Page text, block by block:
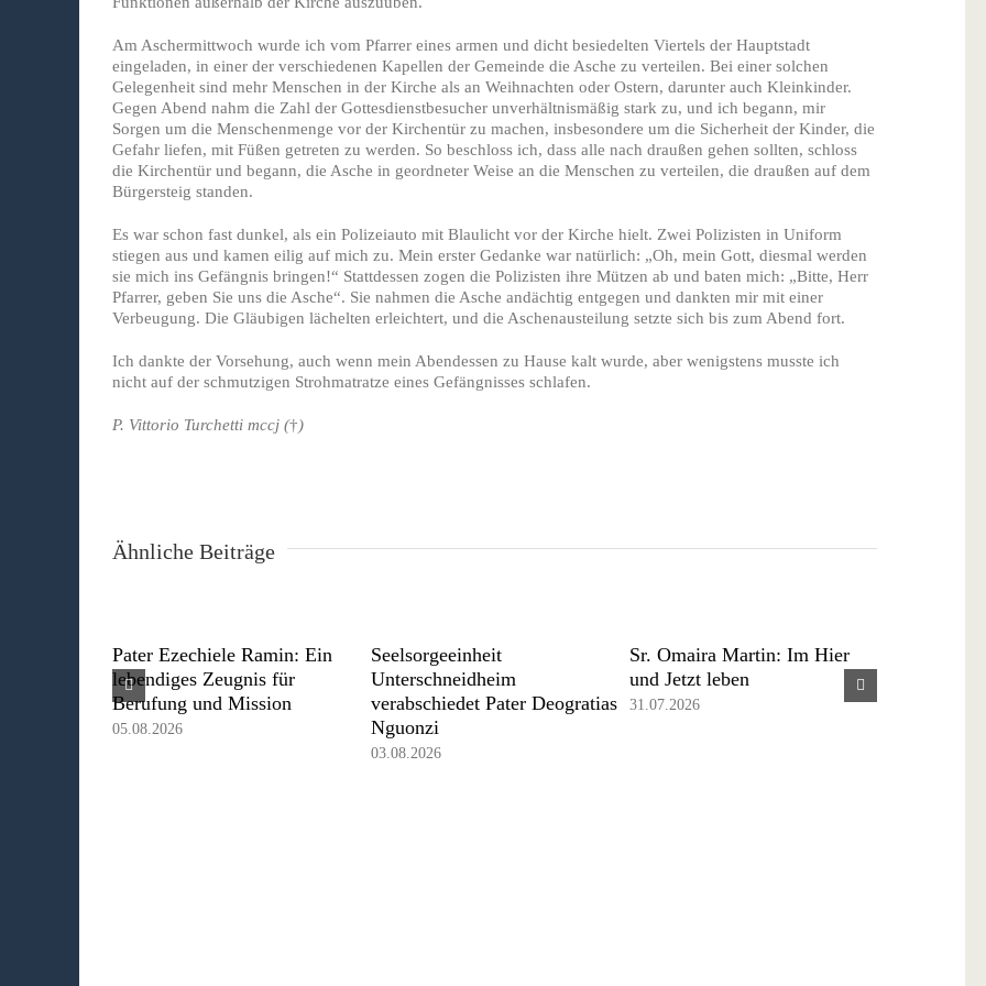
Am Aschermittwoch wurde ich vom Pfarrer eines armen und dicht besiedelten Viertels der Hauptstadt
eingeladen, in einer der verschiedenen Kapellen der Gemeinde die Asche zu verteilen. Bei einer solchen
Gelegenheit sind mehr Menschen in der Kirche als an Weihnachten oder Ostern, darunter auch Kleinkinder.
Gegen Abend nahm die Zahl der Gottesdienstbesucher unverhältnismäßig stark zu, und ich begann, mir
Sorgen um die Menschenmenge vor der Kirchentür zu machen, insbesondere um die Sicherheit der Kinder, die
Gefahr liefen, mit Füßen getreten zu werden. So beschloss ich, dass alle nach draußen gehen sollten, schloss
die Kirchentür und begann, die Asche in geordneter Weise an die Menschen zu verteilen, die draußen auf dem
Bürgersteig standen.
Es war schon fast dunkel, als ein Polizeiauto mit Blaulicht vor der Kirche hielt. Zwei Polizisten in Uniform
stiegen aus und kamen eilig auf mich zu. Mein erster Gedanke war natürlich: „Oh, mein Gott, diesmal werden
sie mich ins Gefängnis bringen!“ Stattdessen zogen die Polizisten ihre Mützen ab und baten mich: „Bitte, Herr
Pfarrer, geben Sie uns die Asche“. Sie nahmen die Asche andächtig entgegen und dankten mir mit einer
Verbeugung. Die Gläubigen lächelten erleichtert, und die Aschenausteilung setzte sich bis zum Abend fort.
Ich dankte der Vorsehung, auch wenn mein Abendessen zu Hause kalt wurde, aber wenigstens musste ich
nicht auf der schmutzigen Strohmatratze eines Gefängnisses schlafen.
P. Vittorio Turchetti mccj (†)
Ähnliche Beiträge
Pater Ezechiele Ramin: Ein
lebendiges Zeugnis für
Berufung und Mission
05.08.2026
Seelsorgeeinheit
Unterschneidheim
verabschiedet Pater Deogratias
Nguonzi
03.08.2026
Sr. Omaira Martin: Im Hier
und Jetzt leben
31.07.2026